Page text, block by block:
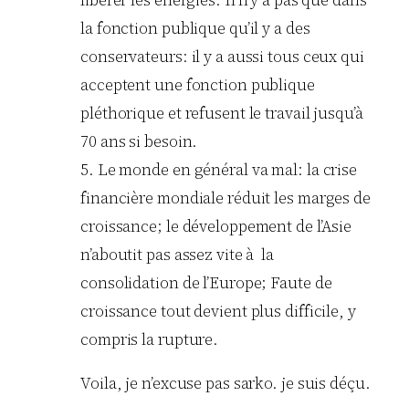
la fonction publique qu’il y a des
conservateurs: il y a aussi tous ceux qui
acceptent une fonction publique
pléthorique et refusent le travail jusqu’à
70 ans si besoin.
5. Le monde en général va mal: la crise
financière mondiale réduit les marges de
croissance; le développement de l’Asie
n’aboutit pas assez vite à la
consolidation de l’Europe; Faute de
croissance tout devient plus difficile, y
compris la rupture.
Voila, je n’excuse pas sarko. je suis déçu.